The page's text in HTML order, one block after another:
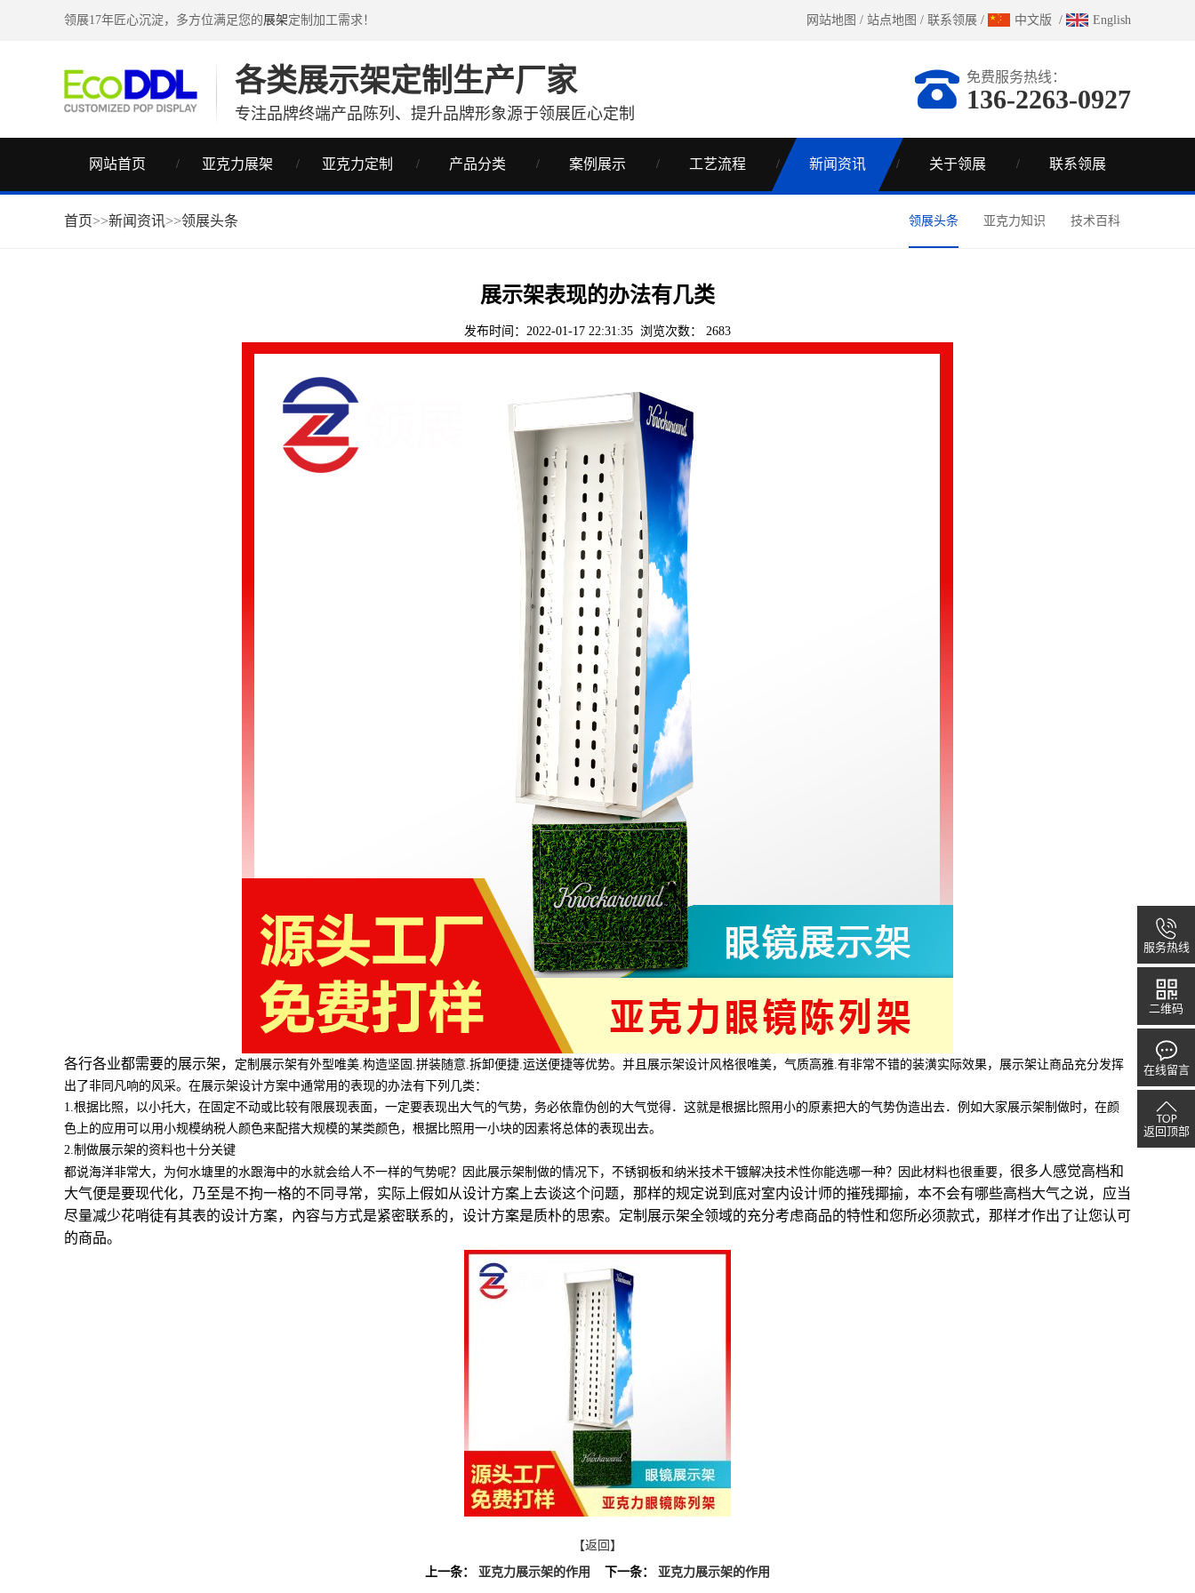
领展17年匠心沉淀，多方位满足您的展架定制加工需求！ 网站地图 / 站点地图 / 联系领展 / 中文版 / English
各类展示架定制生产厂家
专注品牌终端产品陈列、提升品牌形象源于领展匠心定制
免费服务热线：
136-2263-0927
网站首页 亚克力展架 亚克力定制 产品分类 案例展示 工艺流程 新闻资讯 关于领展 联系领展
首页>>新闻资讯>>领展头条 领展头条 亚克力知识 技术百科
展示架表现的办法有几类
发布时间：2022-01-17 22:31:35 浏览次数： 2683
各行各业都需要的展示架，
定制展示架有外型唯美.构造坚固.拼装随意.拆卸便捷.运送便捷等优势。并且展示架设计风格很唯美，气质高雅.有非常不错的装潢实际效果，展示架让商品充分发挥
出了非同凡响的风采。在展示架设计方案中通常用的表现的办法有下列几类：
1.根据比照，以小托大，在固定不动或比较有限展现表面，一定要表现出大气的气势，务必依靠伪创的大气觉得．这就是根据比照用小的原素把大的气势伪造出去．例如大家展示架制做时，在颜
色上的应用可以用小规模纳税人颜色来配搭大规模的某类颜色，根据比照用一小块的因素将总体的表现出去。
2.制做展示架的资料也十分关键
都说海洋非常大，为何水塘里的水跟海中的水就会给人不一样的气势呢？因此展示架制做的情况下，不锈钢板和纳米技术干镀解决技术性你能选哪一种？因此材料也很重要， 很多人感觉高档和
大气便是要现代化，乃至是不拘一格的不同寻常，实际上假如从设计方案上去谈这个问题，那样的规定说到底对室内设计师的摧残揶揄，本不会有哪些高档大气之说，应当
尽量减少花哨徒有其表的设计方案，內容与方式是紧密联系的，设计方案是质朴的思索。定制展示架全领域的充分考虑商品的特性和您所必须款式，那样才作出了让您认可
的商品。
【返回】
上一条： 亚克力展示架的作用 下一条： 亚克力展示架的作用
服务热线
二维码
在线留言
返回顶部